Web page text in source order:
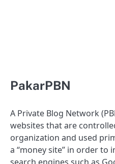
PakarPBN
A Private Blog Network
websites that are
organization and used
a “money site” in order to
search engines such as